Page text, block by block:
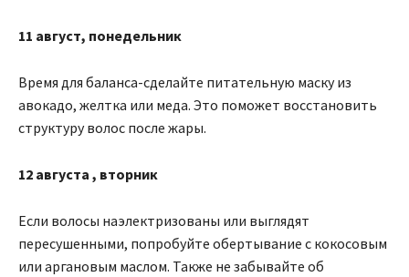
11 август, понедельник
Время для баланса-сделайте питательную маску из
авокадо, желтка или меда. Это поможет восстановить
структуру волос после жары.
12 августа , вторник
Если волосы наэлектризованы или выглядят
пересушенными, попробуйте обертывание с кокосовым
или аргановым маслом. Также не забывайте об